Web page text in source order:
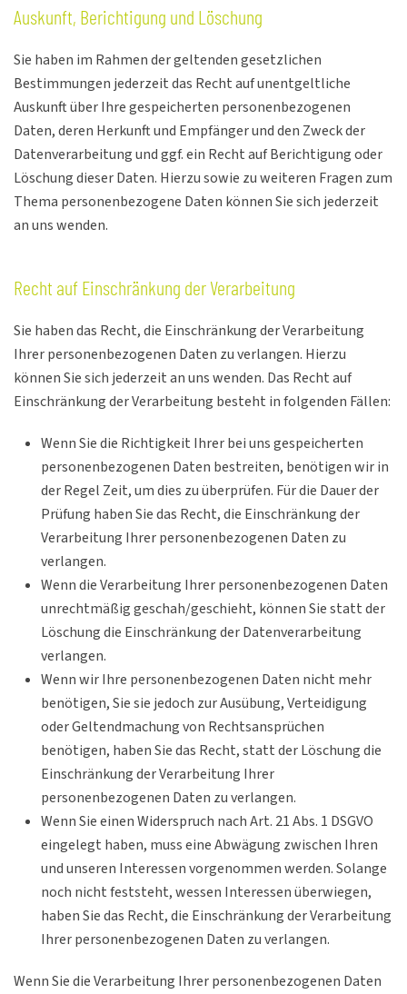
Auskunft, Berichtigung und Löschung
Sie haben im Rahmen der geltenden gesetzlichen
Bestimmungen jederzeit das Recht auf unentgeltliche
Auskunft über Ihre gespeicherten personenbezogenen
Daten, deren Herkunft und Empfänger und den Zweck der
Datenverarbeitung und ggf. ein Recht auf Berichtigung oder
Löschung dieser Daten. Hierzu sowie zu weiteren Fragen zum
Thema personenbezogene Daten können Sie sich jederzeit
an uns wenden.
Recht auf Einschränkung der Verarbeitung
Sie haben das Recht, die Einschränkung der Verarbeitung
Ihrer personenbezogenen Daten zu verlangen. Hierzu
können Sie sich jederzeit an uns wenden. Das Recht auf
Einschränkung der Verarbeitung besteht in folgenden Fällen:
Wenn Sie die Richtigkeit Ihrer bei uns gespeicherten
personenbezogenen Daten bestreiten, benötigen wir in
der Regel Zeit, um dies zu überprüfen. Für die Dauer der
Prüfung haben Sie das Recht, die Einschränkung der
Verarbeitung Ihrer personenbezogenen Daten zu
verlangen.
Wenn die Verarbeitung Ihrer personenbezogenen Daten
unrechtmäßig geschah/geschieht, können Sie statt der
Löschung die Einschränkung der Datenverarbeitung
verlangen.
Wenn wir Ihre personenbezogenen Daten nicht mehr
benötigen, Sie sie jedoch zur Ausübung, Verteidigung
oder Geltendmachung von Rechtsansprüchen
benötigen, haben Sie das Recht, statt der Löschung die
Einschränkung der Verarbeitung Ihrer
personenbezogenen Daten zu verlangen.
Wenn Sie einen Widerspruch nach Art. 21 Abs. 1 DSGVO
eingelegt haben, muss eine Abwägung zwischen Ihren
und unseren Interessen vorgenommen werden. Solange
noch nicht feststeht, wessen Interessen überwiegen,
haben Sie das Recht, die Einschränkung der Verarbeitung
Ihrer personenbezogenen Daten zu verlangen.
Wenn Sie die Verarbeitung Ihrer personenbezogenen Daten